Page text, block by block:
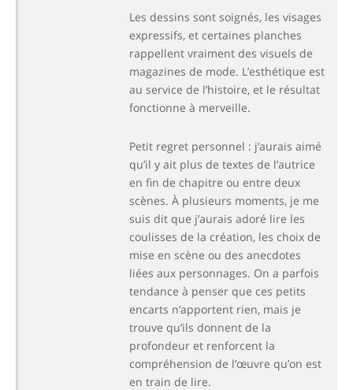
Les dessins sont soignés, les visages
expressifs, et certaines planches
rappellent vraiment des visuels de
magazines de mode. L’esthétique est
au service de l’histoire, et le résultat
fonctionne à merveille.
Petit regret personnel : j’aurais aimé
qu’il y ait plus de textes de l’autrice
en fin de chapitre ou entre deux
scènes. À plusieurs moments, je me
suis dit que j’aurais adoré lire les
coulisses de la création, les choix de
mise en scène ou des anecdotes
liées aux personnages. On a parfois
tendance à penser que ces petits
encarts n’apportent rien, mais je
trouve qu’ils donnent de la
profondeur et renforcent la
compréhension de l’œuvre qu’on est
en train de lire.